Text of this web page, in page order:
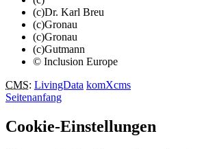
(c)Dr. Karl Breu
(c)Gronau
(c)Gronau
(c)Gutmann
© Inclusion Europe
CMS: LivingData komXcms
Seitenanfang
Cookie-Einstellungen